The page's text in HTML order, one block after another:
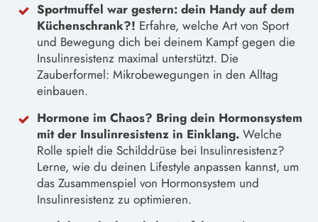
Sportmuffel war gestern: dein Handy auf dem
Küchenschrank?! Erfahre, welche Art von Sport
und Bewegung dich bei deinem Kampf gegen die
Insulinresistenz maximal unterstützt. Die
Zauberformel: Mikrobewegungen in den Alltag
einbauen.
Hormone im Chaos? Bring dein Hormonsystem
mit der Insulinresistenz in Einklang. Welche
Rolle spielt die Schilddrüse bei Insulinresistenz?
Lerne, wie du deinen Lifestyle anpassen kannst, um
das Zusammenspiel von Hormonsystem und
Insulinresistenz zu optimieren.